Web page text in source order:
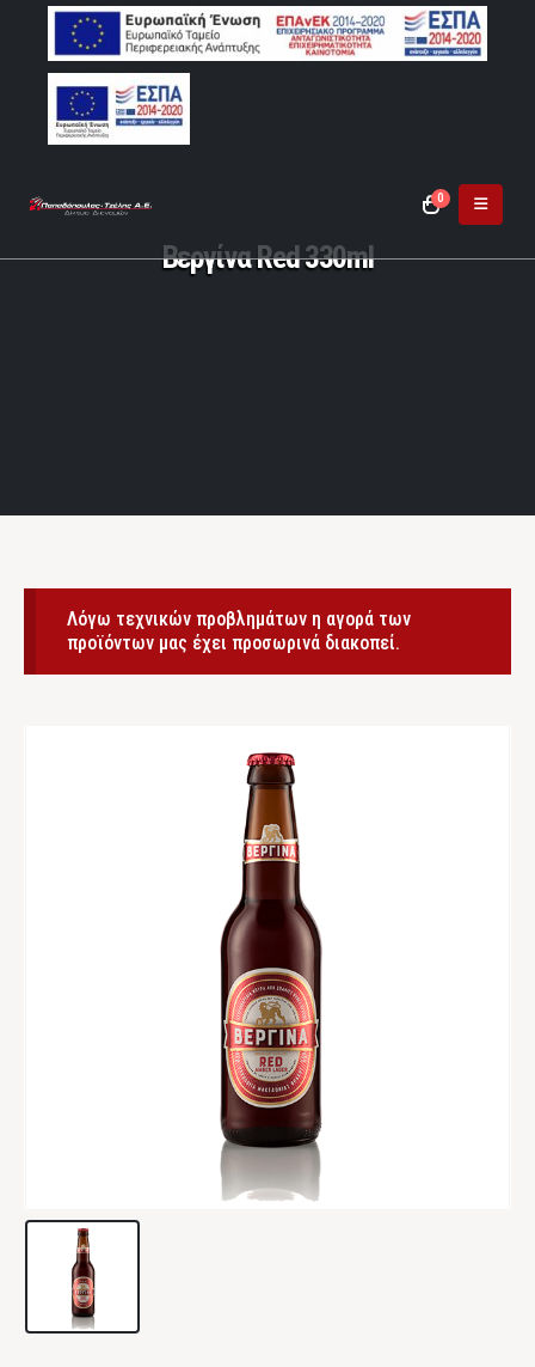
0
Βεργίνα Red 330ml
Λόγω τεχνικών προβλημάτων η αγορά των
προϊόντων μας έχει προσωρινά διακοπεί.